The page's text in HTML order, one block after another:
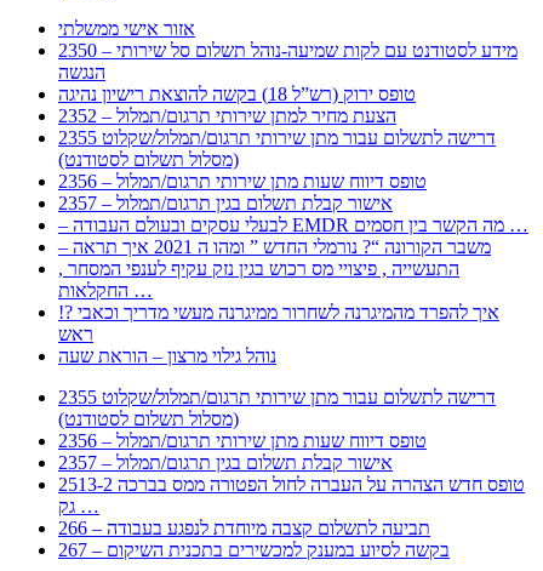
אזור אישי ממשלתי
2350 – מידע לסטודנט עם לקות שמיעה-נוהל תשלום סל שירותי
הנגשה
טופס ירוק (רש”ל 18) בקשה להוצאת רישיון נהיגה
2352 – הצעת מחיר למתן שירותי תרגום/תמלול
2355 דרישה לתשלום עבור מתן שירותי תרגום/תמלול/שקלוט
(מסלול תשלום לסטודנט)
2356 – טופס דיווח שעות מתן שירותי תרגום/תמלול
2357 – אישור קבלת תשלום בגין תרגום/תמלול
– לבעלי עסקים ובעולם העבודה EMDR מה הקשר בין חסמים …
– משבר הקורונה “? נורמלי החדש ” ומהו ה 2021 איך תראה
, התעשייה , פיצויי מס רכוש בגין נזק עקיף לענפי המסחר
החקלאות …
!? איך להפרד מהמיגרנה לשחרור ממיגרנה מעשי מדריך וכאבי
ראש
נוהל גילוי מרצון – הוראת שעה
2355 דרישה לתשלום עבור מתן שירותי תרגום/תמלול/שקלוט
(מסלול תשלום לסטודנט)
2356 – טופס דיווח שעות מתן שירותי תרגום/תמלול
2357 – אישור קבלת תשלום בגין תרגום/תמלול
2513-2 טופס חדש הצהרה על העברה לחול הפטורה ממס בברכה
גק …
266 – תביעה לתשלום קצבה מיוחדת לנפגע בעבודה
267 – בקשה לסיוע במענק למכשירים בתכנית השיקום